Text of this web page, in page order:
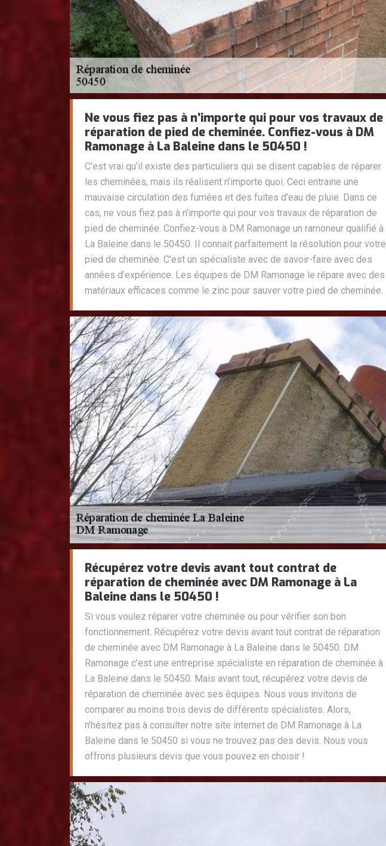
Ne vous fiez pas à n’importe qui pour vos travaux de
réparation de pied de cheminée. Confiez-vous à DM
Ramonage à La Baleine dans le 50450 !
C’est vrai qu’il existe des particuliers qui se disent capables de réparer
les cheminées, mais ils réalisent n’importe quoi. Ceci entraine une
mauvaise circulation des fumées et des fuites d’eau de pluie. Dans ce
cas, ne vous fiez pas à n’importe qui pour vos travaux de réparation de
pied de cheminée. Confiez-vous à DM Ramonage un ramoneur qualifié à
La Baleine dans le 50450. Il connait parfaitement la résolution pour votre
pied de cheminée. C’est un spécialiste avec de savoir-faire avec des
années d’expérience. Les équipes de DM Ramonage le répare avec des
matériaux efficaces comme le zinc pour sauver votre pied de cheminée.
Récupérez votre devis avant tout contrat de
réparation de cheminée avec DM Ramonage à La
Baleine dans le 50450 !
Si vous voulez réparer votre cheminée ou pour vérifier son bon
fonctionnement. Récupérez votre devis avant tout contrat de réparation
de cheminée avec DM Ramonage à La Baleine dans le 50450. DM
Ramonage c’est une entreprise spécialiste en réparation de cheminée à
La Baleine dans le 50450. Mais avant tout, récupérez votre devis de
réparation de cheminée avec ses équipes. Nous vous invitons de
comparer au moins trois devis de différents spécialistes. Alors,
n’hésitez pas à consulter notre site internet de DM Ramonage à La
Baleine dans le 50450 si vous ne trouvez pas des devis. Nous vous
offrons plusieurs devis que vous pouvez en choisir !